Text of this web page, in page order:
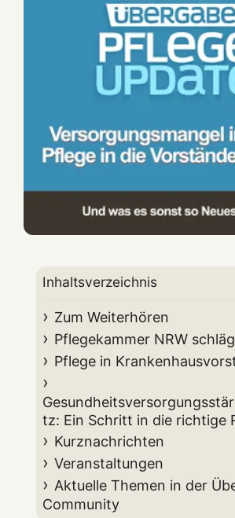
Inhaltsverzeichnis
Zum Weiterhören
Pflegekammer NRW
Pflege in
tz: Ein Schritt in die richtige
Kurznachrichten
Veranstaltungen
Aktuelle Themen in der
Community